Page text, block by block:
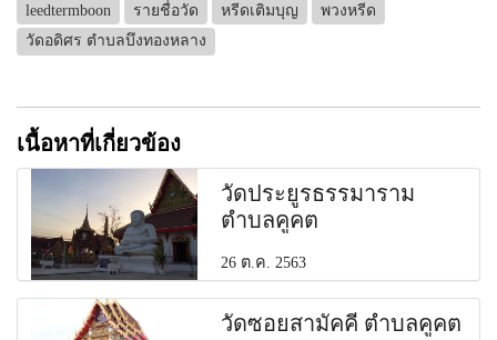
leedtermboon รายชื่อวัด หรีดเติมบุญ
พวงหรีด
วัดอดิศร ตำบลบึงทองหลาง
เนื้อหาที่เกี่ยวข้อง
วัดประยูรธรรมาราม
ตำบลคูคต
26 ต.ค. 2563
วัดซอยสามัคคี ตำบลคูคต